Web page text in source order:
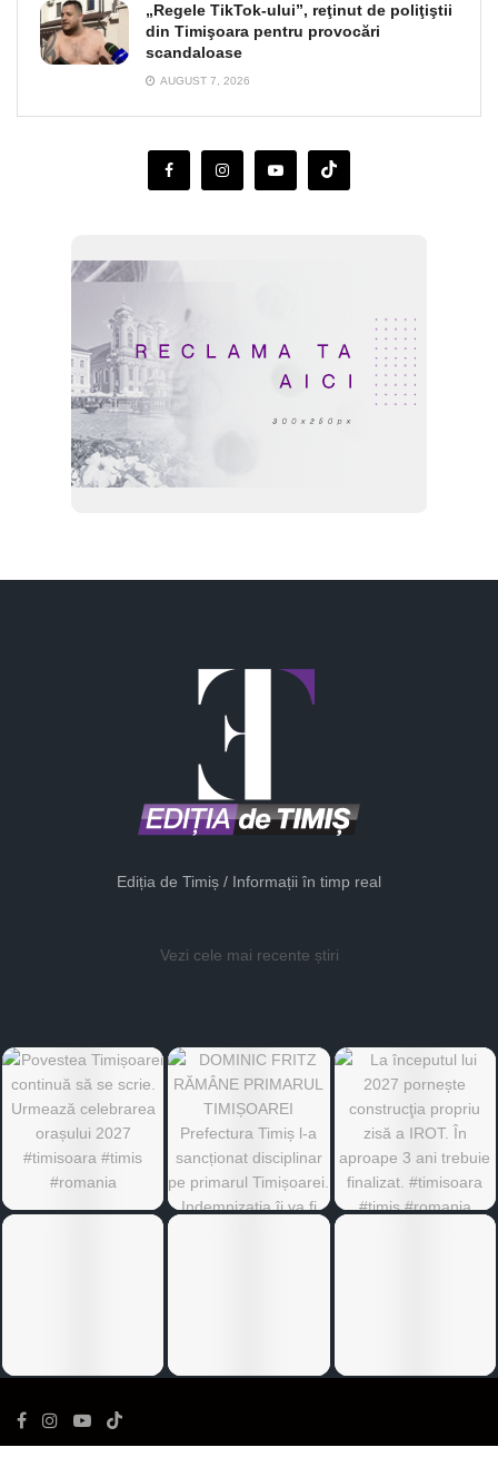
„Regele TikTok-ului”, reţinut de poliţiştii
din Timişoara pentru provocări
scandaloase
AUGUST 7, 2026
Ediția de Timiș / Informații în timp real
Vezi cele mai recente știri